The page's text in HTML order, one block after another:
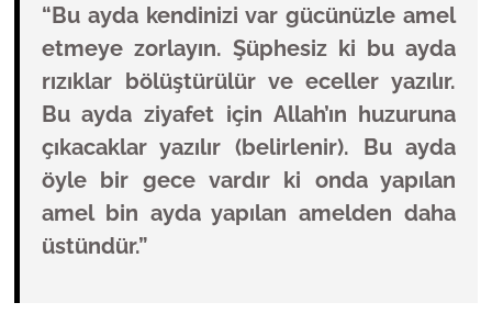
“Bu ayda kendinizi var gücünüzle amel
etmeye zorlayın. Şüphesiz ki bu ayda
rızıklar bölüştürülür ve eceller yazılır.
Bu ayda ziyafet için Allah’ın huzuruna
çıkacaklar yazılır (belirlenir). Bu ayda
öyle bir gece vardır ki onda yapılan
amel bin ayda yapılan amelden daha
üstündür.”